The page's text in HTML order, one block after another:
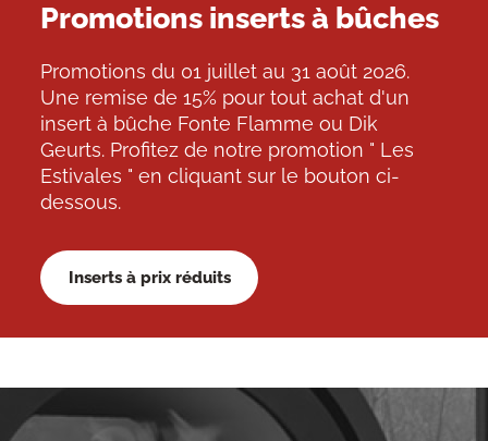
Promotions inserts à bûches
Promotions du 01 juillet au 31 août 2026.
Une remise de 15% pour tout achat d'un
insert à bûche Fonte Flamme ou Dik
Geurts. Profitez de notre promotion " Les
Estivales " en cliquant sur le bouton ci-
dessous.
Inserts à prix réduits